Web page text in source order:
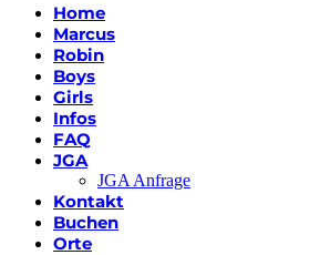
Home
Marcus
Robin
Boys
Girls
Infos
FAQ
JGA
JGA Anfrage
Kontakt
Buchen
Orte